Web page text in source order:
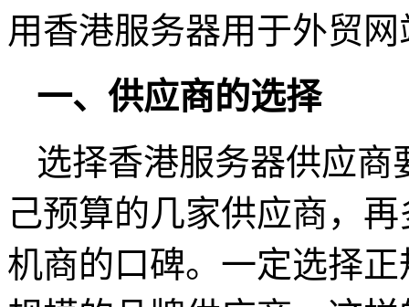
用香港服务器用于外贸
一、供应商的选择
选择香港服务器供应
己预算的几家供应商，
机商的口碑。一定选择